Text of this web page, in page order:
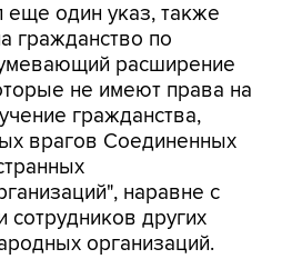
еще один указ, также
гражданство по
расширение
не имеют права на
гражданства,
врагов Соединенных
наравне с
сотрудников других
организаций.